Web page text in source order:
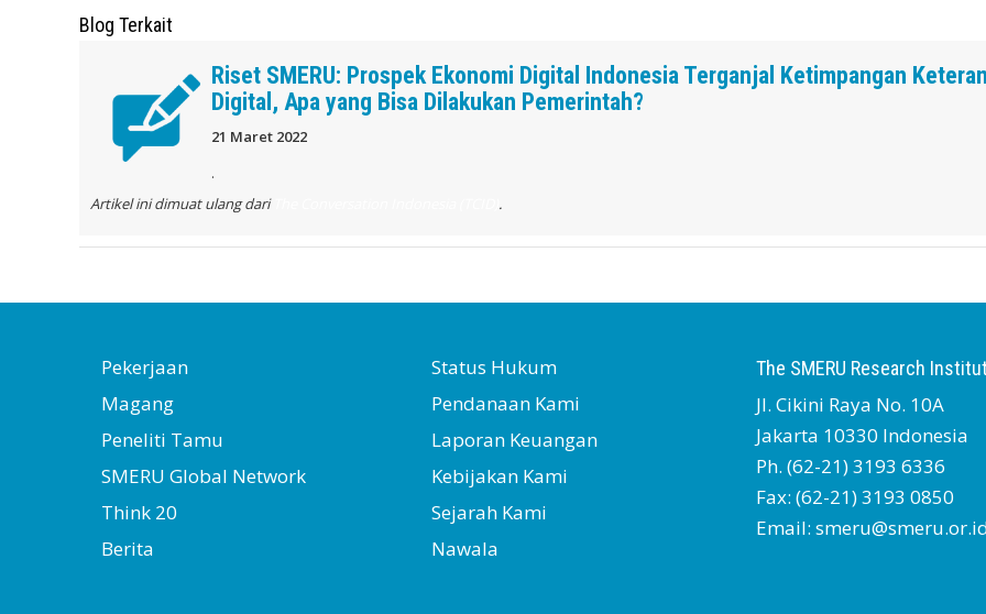
Blog Terkait
Riset SMERU: Prospek Ekonomi Digital Indonesia Terganjal Ketimpangan
Digital, Apa yang Bisa Dilakukan Pemerintah?
21 Maret 2022
.
Artikel ini dimuat ulang dari
.
Pekerjaan
Magang
Peneliti Tamu
SMERU Global Network
Think 20
Berita
Status Hukum
Pendanaan Kami
Laporan Keuangan
Kebijakan Kami
Sejarah Kami
Nawala
The SMERU Research
Jl. Cikini Raya No. 10A
Jakarta 10330 Indonesia
Ph. (62-21) 3193 6336
Fax: (62-21) 3193 0850
Email: